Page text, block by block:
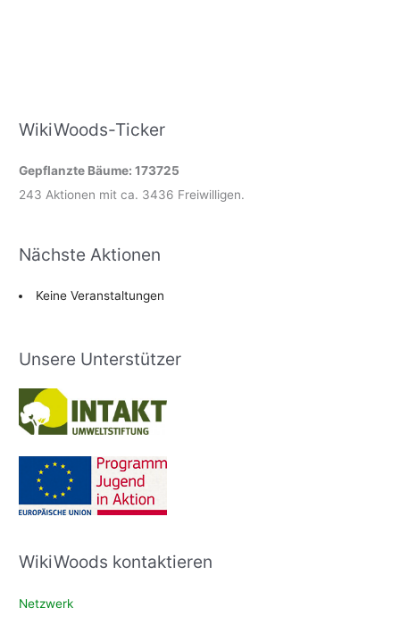
WikiWoods-Ticker
Gepflanzte Bäume: 173725
243 Aktionen mit ca. 3436 Freiwilligen.
Nächste Aktionen
Keine Veranstaltungen
Unsere Unterstützer
WikiWoods kontaktieren
Netzwerk